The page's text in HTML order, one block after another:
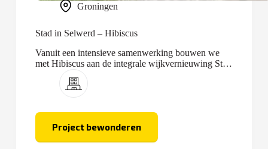
Groningen
Stad in Selwerd – Hibiscus
Vanuit een intensieve samenwerking bouwen we
met Hibiscus aan de integrale wijkvernieuwing Stad
in Selwerd.
Project bewonderen
Stad
in